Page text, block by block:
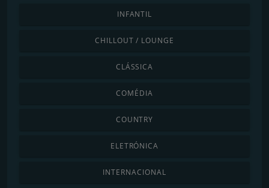
INFANTIL
CHILLOUT / LOUNGE
CLÁSSICA
COMÉDIA
COUNTRY
ELETRÓNICA
INTERNACIONAL